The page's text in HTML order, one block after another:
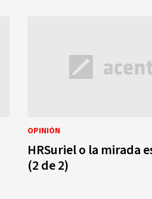
OPINIÓN
HRSuriel o la mirada
(2 de 2)